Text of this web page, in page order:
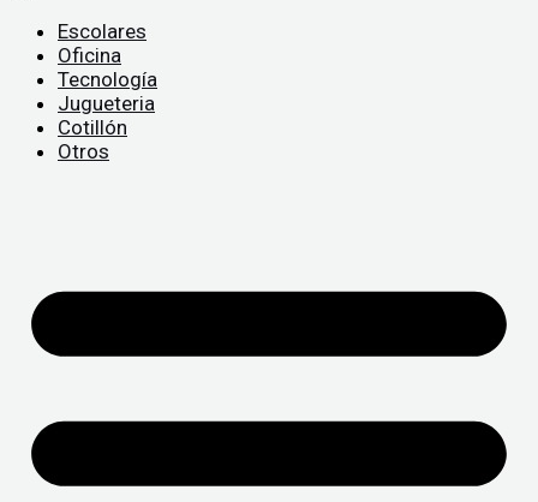
Escolares
Oficina
Tecnología
Jugueteria
Cotillón
Otros